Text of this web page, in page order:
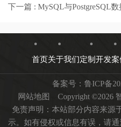
首页关于我们定制开发案
备案号： 鲁ICP备
网站地图
Copyright ©2026
免责声明：本站部分内容来源
示。如有侵权或信息有误，请通